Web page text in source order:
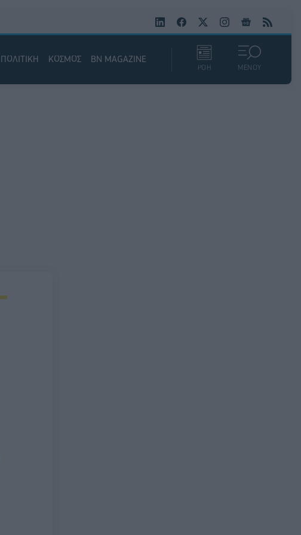
ΠΟΛΙΤΙΚΗ ΚΟΣΜΟΣ BN MAGAZINE
ΡΟΗ ΜΕΝΟΥ